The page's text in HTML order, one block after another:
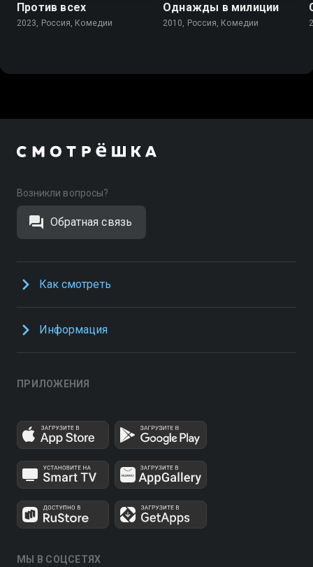
Против всех
2023, Россия, Комедии
Однажды в милиции
2010, Россия, Комедии
Возникли вопросы?
Обратная связь
Как смотреть
Информация
ПРИЛОЖЕНИЯ
МЫ В СОЦСЕТЯХ